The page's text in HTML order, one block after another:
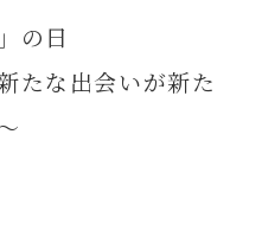
の日
たな出会いが新た